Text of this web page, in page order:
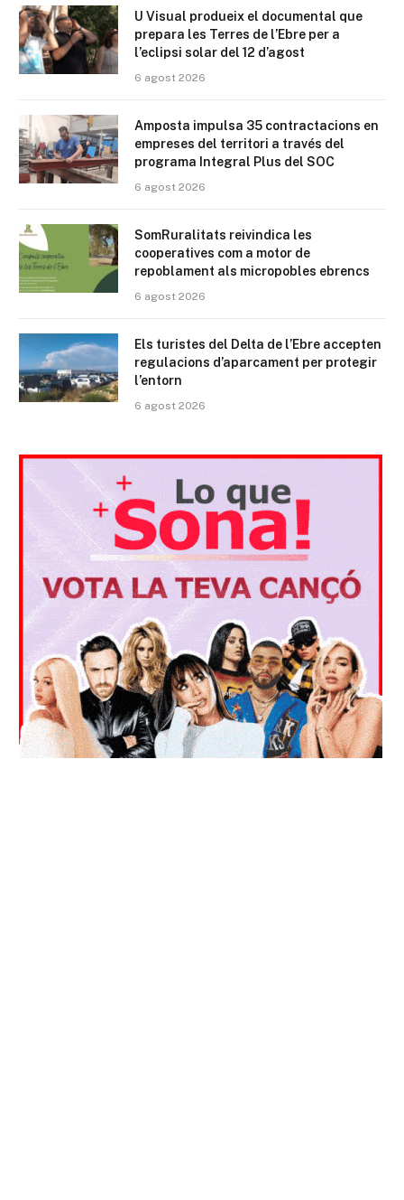
U Visual produeix el documental que
prepara les Terres de l’Ebre per a
l’eclipsi solar del 12 d’agost
6 agost 2026
Amposta impulsa 35 contractacions en
empreses del territori a través del
programa Integral Plus del SOC
6 agost 2026
SomRuralitats reivindica les
cooperatives com a motor de
repoblament als micropobles ebrencs
6 agost 2026
Els turistes del Delta de l’Ebre accepten
regulacions d’aparcament per protegir
l’entorn
6 agost 2026